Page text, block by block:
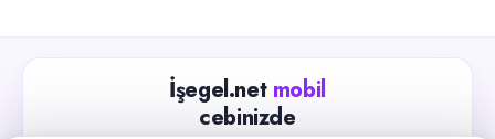
İşegel.net mobil
cebinizde